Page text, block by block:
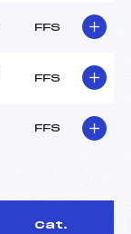
FFS
FFS
FFS
Cat.